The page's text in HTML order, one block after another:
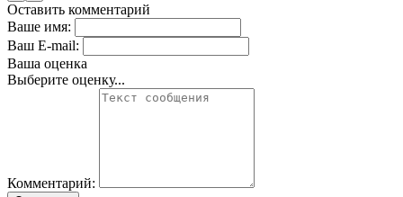
Оставить комментарий
Ваше имя:
Ваш E-mail:
Ваша оценка
Выберите оценку...
Комментарий: